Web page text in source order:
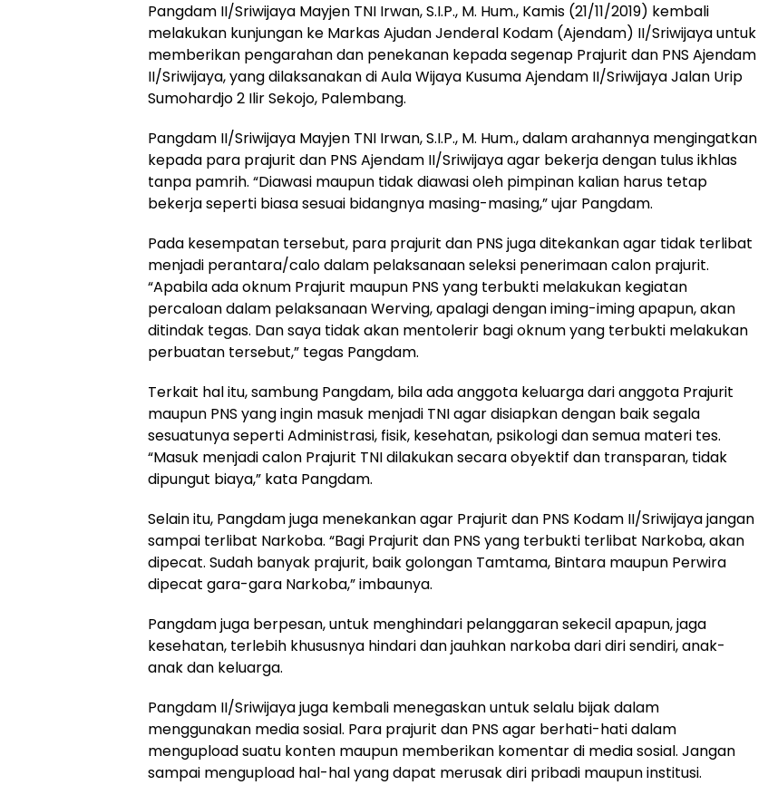
Pangdam II/Sriwijaya Mayjen TNI Irwan, S.I.P., M. Hum., Kamis (21/11/2019) kembali
melakukan kunjungan ke Markas Ajudan Jenderal Kodam (Ajendam) II/Sriwijaya untuk
memberikan pengarahan dan penekanan kepada segenap Prajurit dan PNS Ajendam
II/Sriwijaya, yang dilaksanakan di Aula Wijaya Kusuma Ajendam II/Sriwijaya Jalan Urip
Sumohardjo 2 Ilir Sekojo, Palembang.
Pangdam II/Sriwijaya Mayjen TNI Irwan, S.I.P., M. Hum., dalam arahannya mengingatkan
kepada para prajurit dan PNS Ajendam II/Sriwijaya agar bekerja dengan tulus ikhlas
tanpa pamrih. “Diawasi maupun tidak diawasi oleh pimpinan kalian harus tetap
bekerja seperti biasa sesuai bidangnya masing-masing,” ujar Pangdam.
Pada kesempatan tersebut, para prajurit dan PNS juga ditekankan agar tidak terlibat
menjadi perantara/calo dalam pelaksanaan seleksi penerimaan calon prajurit.
“Apabila ada oknum Prajurit maupun PNS yang terbukti melakukan kegiatan
percaloan dalam pelaksanaan Werving, apalagi dengan iming-iming apapun, akan
ditindak tegas. Dan saya tidak akan mentolerir bagi oknum yang terbukti melakukan
perbuatan tersebut,” tegas Pangdam.
Terkait hal itu, sambung Pangdam, bila ada anggota keluarga dari anggota Prajurit
maupun PNS yang ingin masuk menjadi TNI agar disiapkan dengan baik segala
sesuatunya seperti Administrasi, fisik, kesehatan, psikologi dan semua materi tes.
“Masuk menjadi calon Prajurit TNI dilakukan secara obyektif dan transparan, tidak
dipungut biaya,” kata Pangdam.
Selain itu, Pangdam juga menekankan agar Prajurit dan PNS Kodam II/Sriwijaya jangan
sampai terlibat Narkoba. “Bagi Prajurit dan PNS yang terbukti terlibat Narkoba, akan
dipecat. Sudah banyak prajurit, baik golongan Tamtama, Bintara maupun Perwira
dipecat gara-gara Narkoba,” imbaunya.
Pangdam juga berpesan, untuk menghindari pelanggaran sekecil apapun, jaga
kesehatan, terlebih khususnya hindari dan jauhkan narkoba dari diri sendiri, anak-
anak dan keluarga.
Pangdam II/Sriwijaya juga kembali menegaskan untuk selalu bijak dalam
menggunakan media sosial. Para prajurit dan PNS agar berhati-hati dalam
mengupload suatu konten maupun memberikan komentar di media sosial. Jangan
sampai mengupload hal-hal yang dapat merusak diri pribadi maupun institusi.